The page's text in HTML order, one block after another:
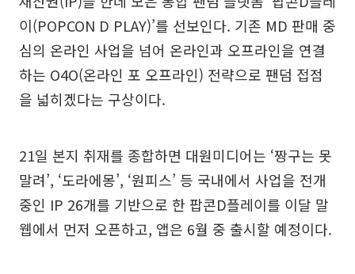
이(POPCON D PLAY)’를 선보인다. 기존 MD 판매 중
심의 온라인 사업을 넘어 온라인과 오프라인을 연결
하는 O4O(온라인 포 오프라인) 전략으로 팬덤 접점
을 넓히겠다는 구상이다.
21일 본지 취재를 종합하면 대원미디어는 ‘짱구는 못
말려’, ‘도라에몽’, ‘원피스’ 등 국내에서 사업을 전개
중인 IP 26개를 기반으로 한 팝콘D플레이를 이달 말
웹에서 먼저 오픈하고, 앱은 6월 중 출시할 예정이다.